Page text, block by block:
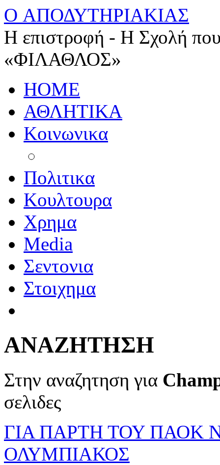
O ΑΠΟΔΥΤΗΡΙΑΚΙΑΣ
Η επιστροφή - Η Σχολή
«ΦΙΛΑΘΛΟΣ»
HOME
ΑΘΛΗΤΙΚΑ
Κοινωνικα
Πολιτικα
Κουλτουρα
Χρημα
Media
Σεντονια
Στοιχημα
ΑΝΑΖΗΤΗΣΗ
Στην αναζητηση για
σελιδες
ΓΙΑ ΠΑΡΤΗ ΤΟΥ ΠΑΟΚ
ΟΛΥΜΠΙΑΚΟΣ